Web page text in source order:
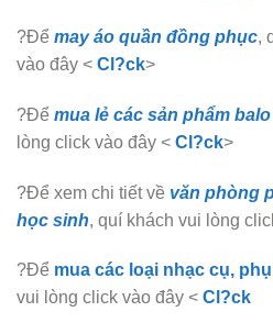
?Để may áo quần đồng phục,
vào đây < Cl?ck>
?Để mua lẻ các sản phẩm
lòng click vào đây < Cl?ck>
?Để xem chi tiết về văn phòng
học sinh, quí khách vui lòng
?Để mua các loại nhạc cụ,
vui lòng click vào đây < Cl?ck